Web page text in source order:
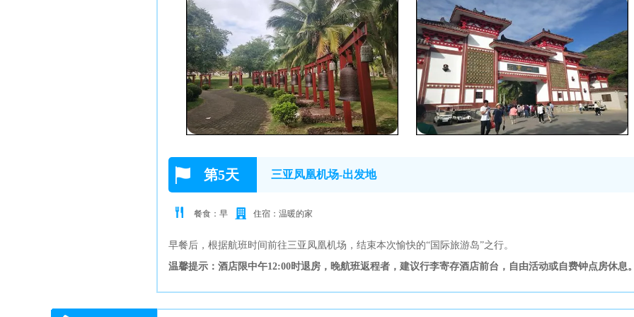
第5天 三亚凤凰机场-出发地
餐食：早 住宿：温暖的家
早餐后，根据航班时间前往三亚凤凰机场，结束本次愉快的“国际旅游岛”之行。
温馨提示：酒店限中午12:00时退房，晚航班返程者，建议行李寄存酒店前台，自由活动或自费钟点房休息